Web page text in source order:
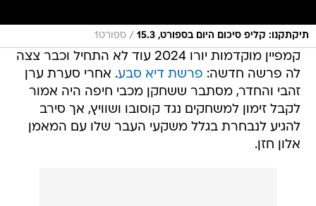
תיקתקנו: קליפ סיכום היום בספורט, 15.3 / ספורט1
קמפיין מוקדמות יורו 2024 עוד לא התחיל וכבר צצה
לה פרשה חדשה: פרשת דיא סבע. אחרי סערת ערן
זהבי והחדר, מסתבר ששחקן מכבי חיפה היה אמור
לקבל זימון למשחקים נגד קוסובו ושוויץ, אך סירב
להגיע לנבחרת בגלל משקעי העבר שלו עם המאמן
אלון חזן.